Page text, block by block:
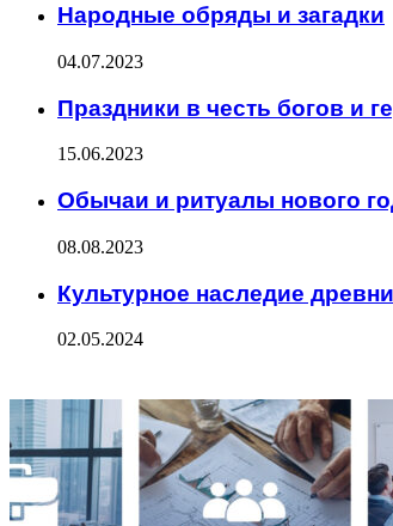
Народные обряды и загадки
04.07.2023
Праздники в честь богов и
15.06.2023
Обычаи и ритуалы нового
08.08.2023
Культурное наследие
02.05.2024